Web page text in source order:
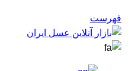
فهرست